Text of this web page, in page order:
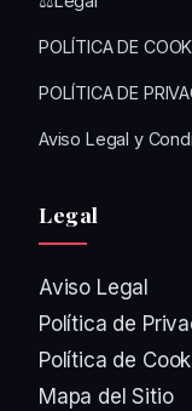
POLÍTICA DE
POLÍTICA DE
Aviso Legal y
Legal
Aviso Legal
Política de
Política de
Mapa del Sitio